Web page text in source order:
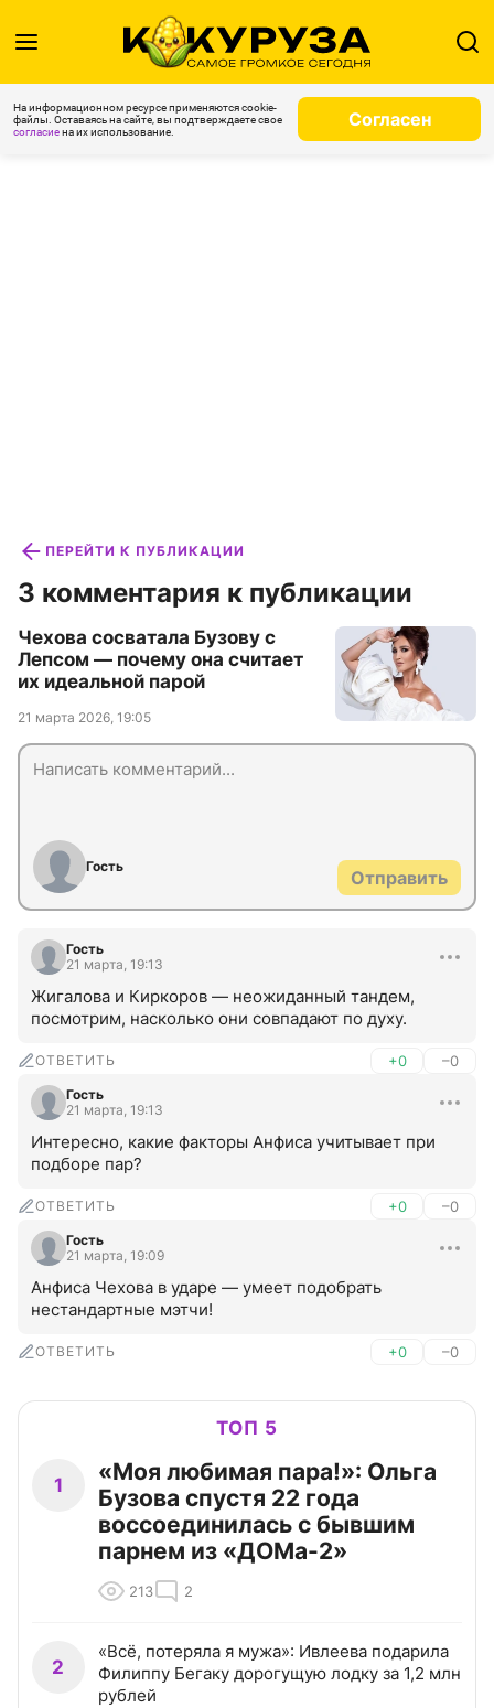
На информационном ресурсе применяются cookie-
файлы. Оставаясь на сайте, вы подтверждаете свое
согласиена их использование.
Согласен
ПЕРЕЙТИ К ПУБЛИКАЦИИ
3 комментария к публикации
Чехова сосватала Бузову с
Лепсом — почему она считает
их идеальной парой
21 марта 2026, 19:05
Гость
Отправить
Гость
21 марта, 19:13
Жигалова и Киркоров — неожиданный тандем,
посмотрим, насколько они совпадают по духу.
ОТВЕТИТЬ +0 –0
Гость
21 марта, 19:13
Интересно, какие факторы Анфиса учитывает при
подборе пар?
ОТВЕТИТЬ +0 –0
Гость
21 марта, 19:09
Анфиса Чехова в ударе — умеет подобрать
нестандартные мэтчи!
ОТВЕТИТЬ +0 –0
ТОП 5
1
«Моя любимая пара!»: Ольга
Бузова спустя 22 года
воссоединилась с бывшим
парнем из «ДОМа-2»
213 2
2
«Всё, потеряла я мужа»: Ивлеева подарила
Филиппу Бегаку дорогущую лодку за 1,2 млн
рублей